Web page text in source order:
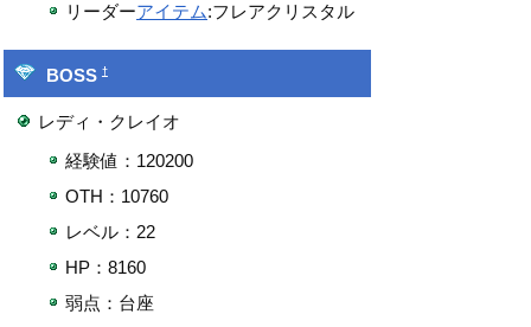
リーダーアイテム:フレアクリスタル
BOSS †
レディ・クレイオ
経験値：120200
OTH：10760
レベル：22
HP：8160
弱点：台座